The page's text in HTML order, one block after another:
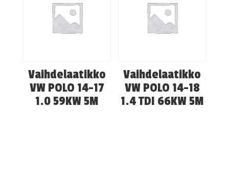
Vaihdelaatikko
VW POLO 14-17
1.0 59KW 5M
Vaihdelaatikko
VW POLO 14-18
1.4 TDI 66KW 5M